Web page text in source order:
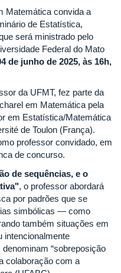
Matemática convida a
de Estatística,
será ministrado pelo
Federal do Mato
de junho de 2025, às 16h,
da UFMT, fez parte da
em Matemática pela
em Estatística/Matemática
de Toulon (França).
professor convidado, em
de concurso.
de sequências, e o
, o professor abordará
por padrões que se
simbólicas — como
também situações em
intencionalmente
“sobreposição
colaboração com a